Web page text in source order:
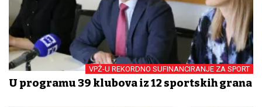
VPŽ-U REKORDNO SUFINANCIRANJE ZA SPORT
U programu 39 klubova iz 12 sportskih grana